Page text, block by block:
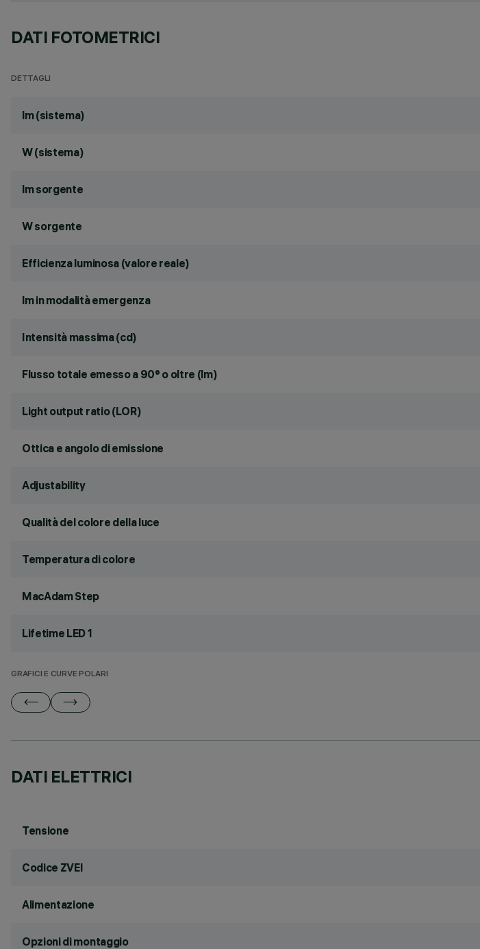
DATI FOTOMETRICI
DETTAGLI
lm (sistema)
W (sistema)
lm sorgente
W sorgente
Efficienza luminosa (valore reale)
lm in modalità emergenza
Intensità massima (cd)
Flusso totale emesso a 90° o oltre (lm)
Light output ratio (LOR)
Ottica e angolo di emissione
Adjustability
Qualità del colore della luce
Temperatura di colore
MacAdam Step
Lifetime LED 1
GRAFICI E CURVE POLARI
DATI ELETTRICI
Tensione
Codice ZVEI
Alimentazione
Opzioni di montaggio